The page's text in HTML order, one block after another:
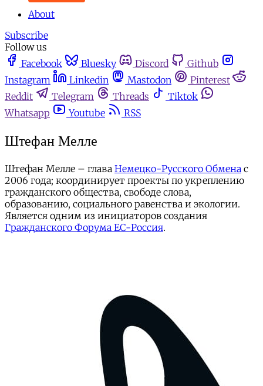
About
Subscribe
Follow us
Facebook
Bluesky Discord
Github
Instagram
Linkedin Mastodon
Pinterest
Reddit
Telegram Threads
Tiktok
Whatsapp
Youtube RSS
Штефан Мелле
Штефан Мелле – глава Немецко-Русского Обмена с
2006 года; координирует проекты по укреплению
гражданского общества, свободе слова,
образованию, социального равенства и экологии.
Является одним из инициаторов создания
Гражданского Форума ЕС-Россия.